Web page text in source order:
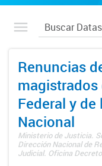
Renuncias
Federal y
Nacional
Ministerio de Justicia.
Dirección Nacional de
Judicial. Oficina